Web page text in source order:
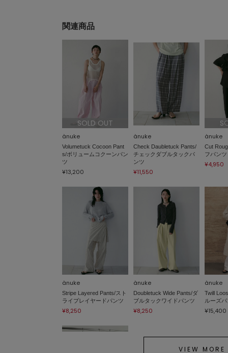
関連商品
SOLD OUT
ànuke
Volumetuck Cocoon Pant
s/ボリュームコクーンパン
ツ
¥13,200
ànuke
Check Daubletuck Pants/
チェックダブルタックパ
ンツ
¥11,550
ànuke
Cut
フパンツ
¥4,950
ànuke
Stripe Layered Pants/スト
ライプレイヤードパンツ
¥8,250
ànuke
Doubletuck Wide Pants/ダ
ブルタックワイドパンツ
¥8,250
ànuke
Twill
ルーズパ
¥15,400
VIEW MORE